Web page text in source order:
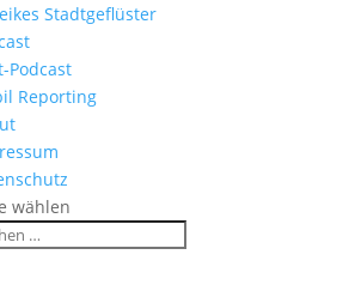
Podcast
Reporting
wählen